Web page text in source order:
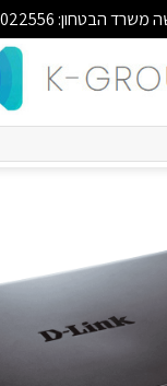
הבטחון: 0011022556